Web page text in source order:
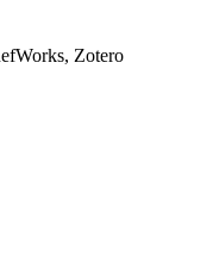
Zotero